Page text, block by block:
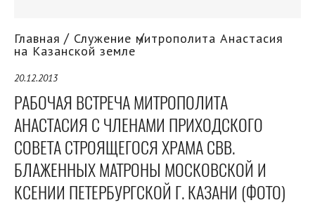
Главная Служение митрополита Анастасия
на Казанской земле
20.12.2013
РАБОЧАЯ ВСТРЕЧА МИТРОПОЛИТА
АНАСТАСИЯ С ЧЛЕНАМИ ПРИХОДСКОГО
СОВЕТА СТРОЯЩЕГОСЯ ХРАМА СВВ.
БЛАЖЕННЫХ МАТРОНЫ МОСКОВСКОЙ И
КСЕНИИ ПЕТЕРБУРГСКОЙ Г. КАЗАНИ (ФОТО)